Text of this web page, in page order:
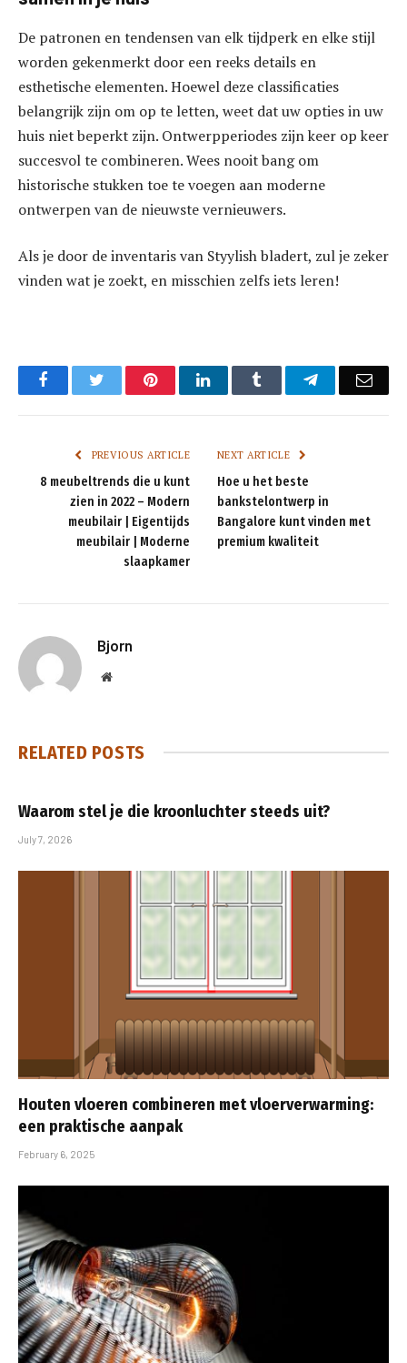
De patronen en tendensen van elk tijdperk en elke stijl
worden gekenmerkt door een reeks details en
esthetische elementen. Hoewel deze classificaties
belangrijk zijn om op te letten, weet dat uw opties in uw
huis niet beperkt zijn. Ontwerpperiodes zijn keer op keer
succesvol te combineren. Wees nooit bang om
historische stukken toe te voegen aan moderne
ontwerpen van de nieuwste vernieuwers.
Als je door de inventaris van Styylish bladert, zul je zeker
vinden wat je zoekt, en misschien zelfs iets leren!
FacebookTwitter PinterestLinkedIn Tumblr Telegram
PREVIOUS ARTICLE
8 meubeltrends die u kunt
zien in 2022 – Modern
meubilair | Eigentijds
meubilair | Moderne
slaapkamer
NEXT ARTICLE
Hoe u het beste
bankstelontwerp in
Bangalore kunt vinden met
premium kwaliteit
Bjorn
Website
RELATED POSTS
Waarom stel je die kroonluchter steeds uit?
July 7, 2026
Houten vloeren combineren met vloerverwarming:
een praktische aanpak
February 6, 2025